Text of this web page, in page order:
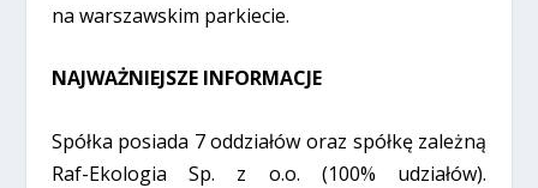
na warszawskim parkiecie.
NAJWAŻNIEJSZE INFORMACJE
Spółka posiada 7 oddziałów oraz spółkę zależną
Raf-Ekologia Sp. z o.o. (100% udziałów).